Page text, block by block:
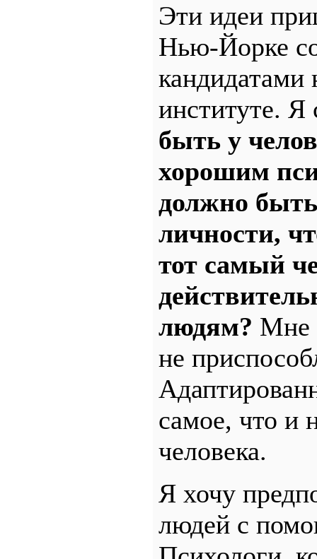
Эти идеи
Нью-Йорке
кандидатами
институте.
быть у
хорошим
должно
личности,
тот самый
людям? Мне
не
самое, что и
человека.
Я хочу
людей с